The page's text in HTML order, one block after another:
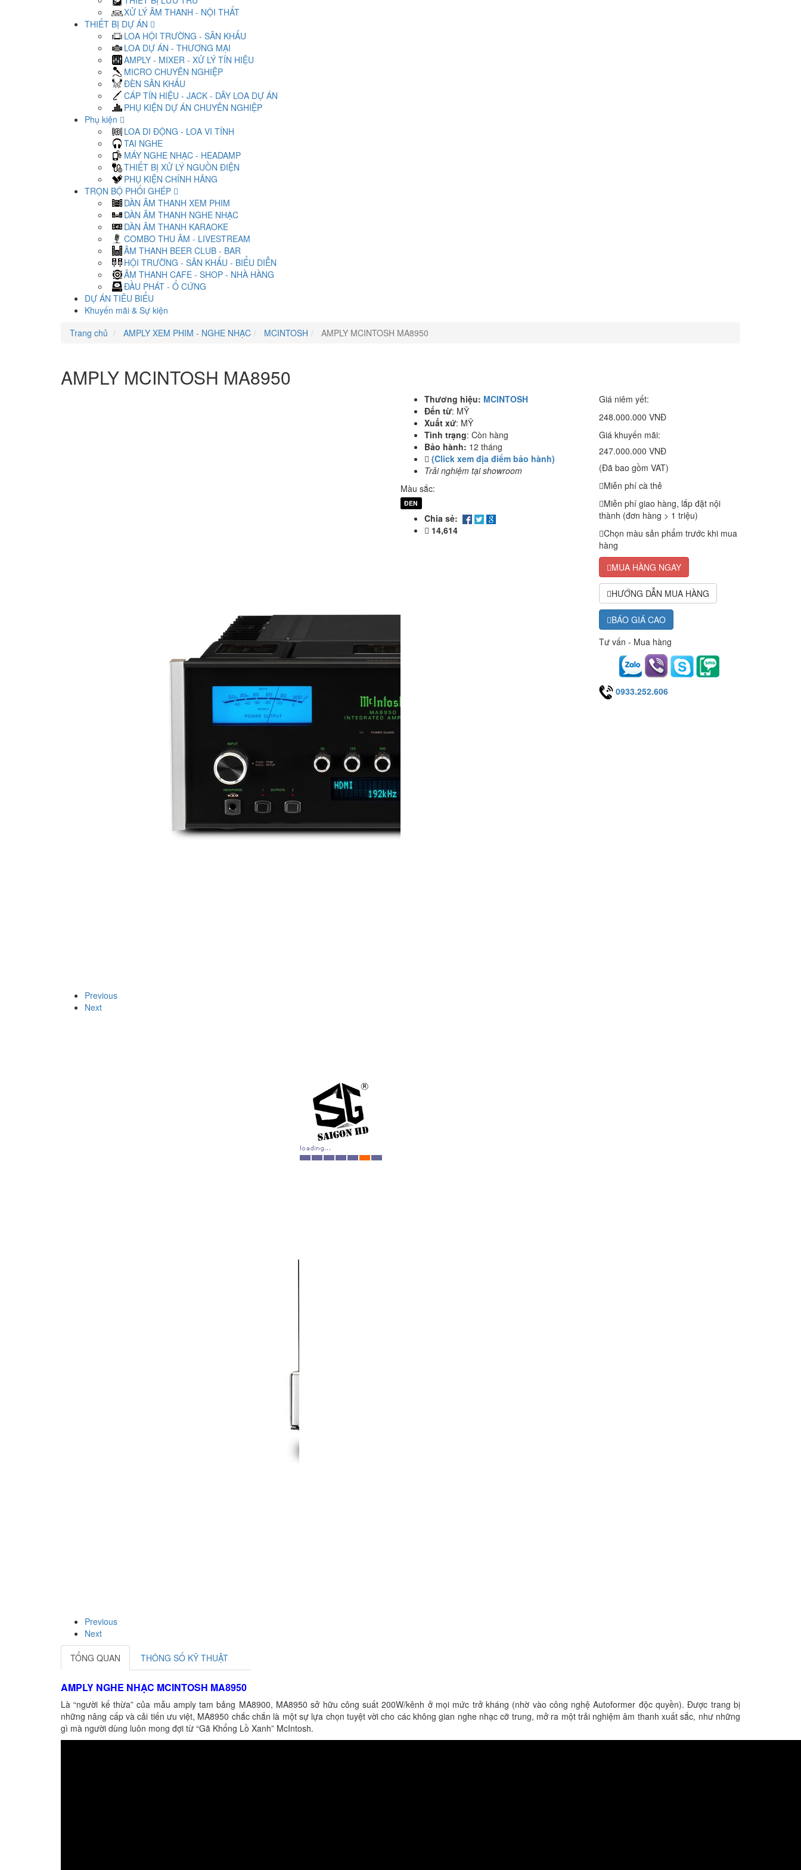
XỬ LÝ ÂM THANH - NỘI THẤT
THIẾT BỊ DỰ ÁN
LOA HỘI TRƯỜNG - SÂN KHẤU
LOA DỰ ÁN - THƯƠNG MẠI
AMPLY - MIXER - XỬ LÝ TÍN HIỆU
MICRO CHUYÊN NGHIỆP
ĐÈN SÂN KHẤU
CÁP TÍN HIỆU - JACK - DÂY LOA DỰ ÁN
PHỤ KIỆN DỰ ÁN CHUYÊN NGHIỆP
Phụ kiện
LOA DI ĐỘNG - LOA VI TÍNH
TAI NGHE
MÁY NGHE NHẠC - HEADAMP
THIẾT BỊ XỬ LÝ NGUỒN ĐIỆN
PHỤ KIỆN CHÍNH HÃNG
TRỌN BỘ PHỐI GHÉP
DÀN ÂM THANH XEM PHIM
DÀN ÂM THANH NGHE NHẠC
DÀN ÂM THANH KARAOKE
COMBO THU ÂM - LIVESTREAM
ÂM THANH BEER CLUB - BAR
HỘI TRƯỜNG - SÂN KHẤU - BIỂU DIỄN
ÂM THANH CAFE - SHOP - NHÀ HÀNG
ĐẦU PHÁT - Ổ CỨNG
DỰ ÁN TIÊU BIỂU
Khuyến mãi & Sự kiện
Trang chủ
AMPLY XEM PHIM - NGHE NHẠC MCINTOSH AMPLY MCINTOSH MA8950
AMPLY MCINTOSH MA8950
Previous
Next
Previous
Next
Thương hiệu: MCINTOSH
Đến từ: MỸ
Xuất xứ: MỸ
Tình trạng: Còn hàng
Bảo hành: 12 tháng
(Click xem địa điểm bảo hành)
Trải nghiệm tại showroom
Màu sắc:
ĐEN
Chia sẻ:
14,614
Giá niêm yết:
248.000.000 VNĐ
Giá khuyến mãi:
247.000.000 VNĐ
(Đã bao gồm VAT)
Miễn phí cà thẻ
Miễn phí giao hàng, lắp đặt nội
thành (đơn hàng > 1 triệu)
Chọn màu sản phẩm trước khi mua
hàng
MUA HÀNG NGAY
HƯỚNG DẪN MUA HÀNG
BÁO GIÁ CAO
Tư vấn - Mua hàng
0933.252.606
TỔNG QUAN THÔNG SỐ KỸ THUẬT
AMPLY NGHE NHẠC MCINTOSH MA8950
Là “người kế thừa” của mẫu amply tam bảng MA8900, MA8950 sở hữu công suất 200W/kênh ở mọi mức trở kháng (nhờ vào công nghệ Autoformer độc quyền). Được trang bị
những nâng cấp và cải tiến ưu việt, MA8950 chắc chắn là một sự lựa chọn tuyệt vời cho các không gian nghe nhạc cỡ trung, mở ra một trải nghiệm âm thanh xuất sắc, như những
gì mà người dùng luôn mong đợi từ “Gã Khổng Lồ Xanh” McIntosh.